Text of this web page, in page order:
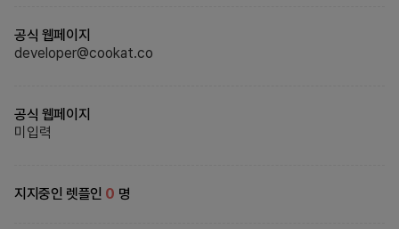
공식 웹페이지
developer@cookat.co
공식 웹페이지
미입력
지지중인 렛플인 0 명